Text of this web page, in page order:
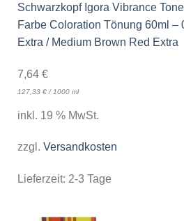
Schwarzkopf Igora Vibrance
Farbe Coloration Tönung 60ml –
Extra / Medium Brown Red Extra
7,64 €
127,33 €/ 1000 ml
inkl. 19 % MwSt.
zzgl. Versandkosten
Lieferzeit: 2-3 Tage